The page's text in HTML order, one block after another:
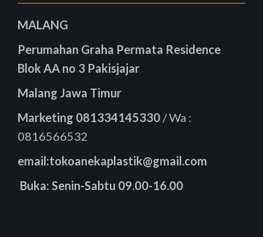
MALANG
Perumahan Graha Permata Residence
Blok AA no 3 Pakisjajar
Malang Jawa Timur
Marketing 081334145330 / Wa :
0816566532
email:tokoanekaplastik@gmail.com
Buka: Senin-Sabtu 09.00-16.00